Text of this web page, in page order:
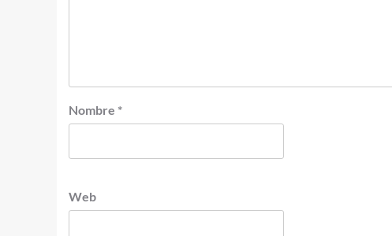
Nombre *
Web